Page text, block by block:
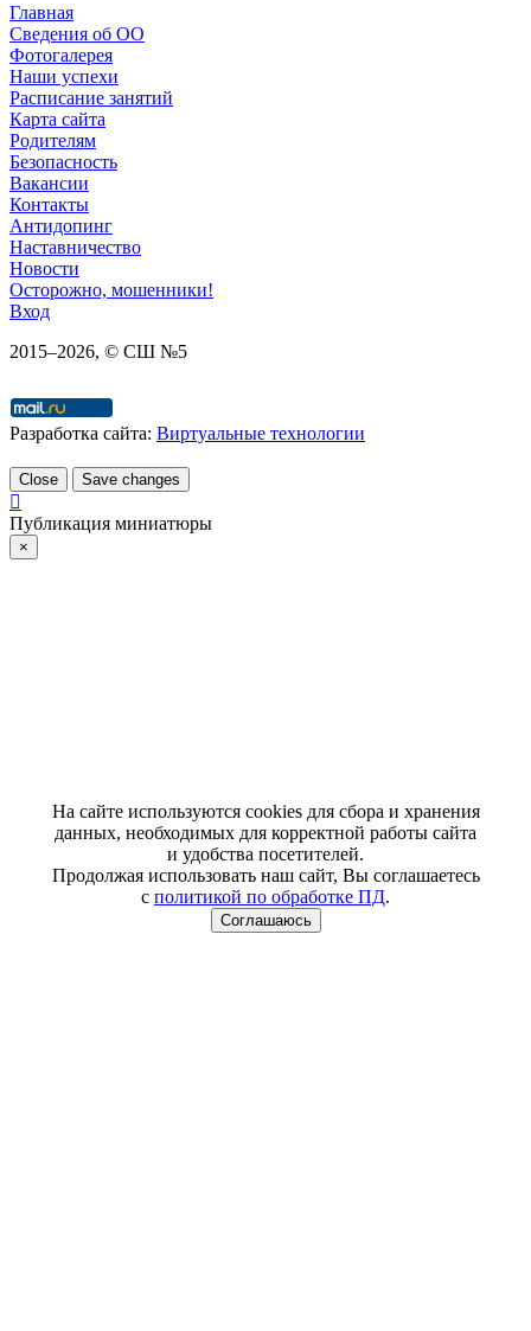
Главная
Сведения об ОО
Фотогалерея
Наши успехи
Расписание занятий
Карта сайта
Родителям
Безопасность
Вакансии
Контакты
Антидопинг
Наставничество
Новости
Осторожно, мошенники!
Вход
2015–2026, © СШ №5
Разработка сайта: Виртуальные технологии
Close Save changes
Публикация миниатюры
×
На сайте используются cookies для сбора и хранения
данных, необходимых для корректной работы сайта
и удобства посетителей.
Продолжая использовать наш сайт, Вы соглашаетесь
с политикой по обработке ПД.
Соглашаюсь